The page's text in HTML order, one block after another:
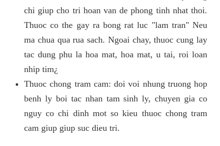
chi giup cho tri hoan van de phong tinh nhat thoi.
Thuoc co the gay ra bong rat luc "lam tran" Neu
ma chua qua rua sach. Ngoai chay, thuoc cung lay
tac dung phu la hoa mat, hoa mat, u tai, roi loan
nhip tim¿
Thuoc chong tram cam: doi voi nhung truong hop
benh ly boi tac nhan tam sinh ly, chuyen gia co
nguy co chi dinh mot so kieu thuoc chong tram
cam giup giup suc dieu tri.